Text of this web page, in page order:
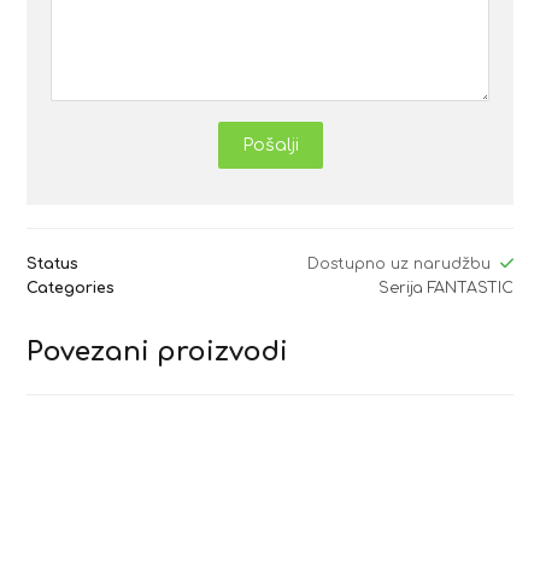
Pošalji
Status
Dostupno uz narudžbu
Categories
Serija FANTASTIC
Povezani proizvodi